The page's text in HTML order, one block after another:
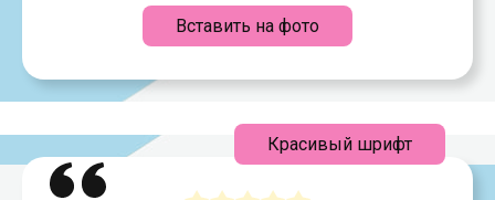
Вставить на фото
Красивый шрифт